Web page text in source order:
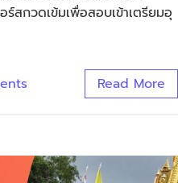
สกวดเข้มเพื่อสอบเข้าเตรียมอุ
Read More